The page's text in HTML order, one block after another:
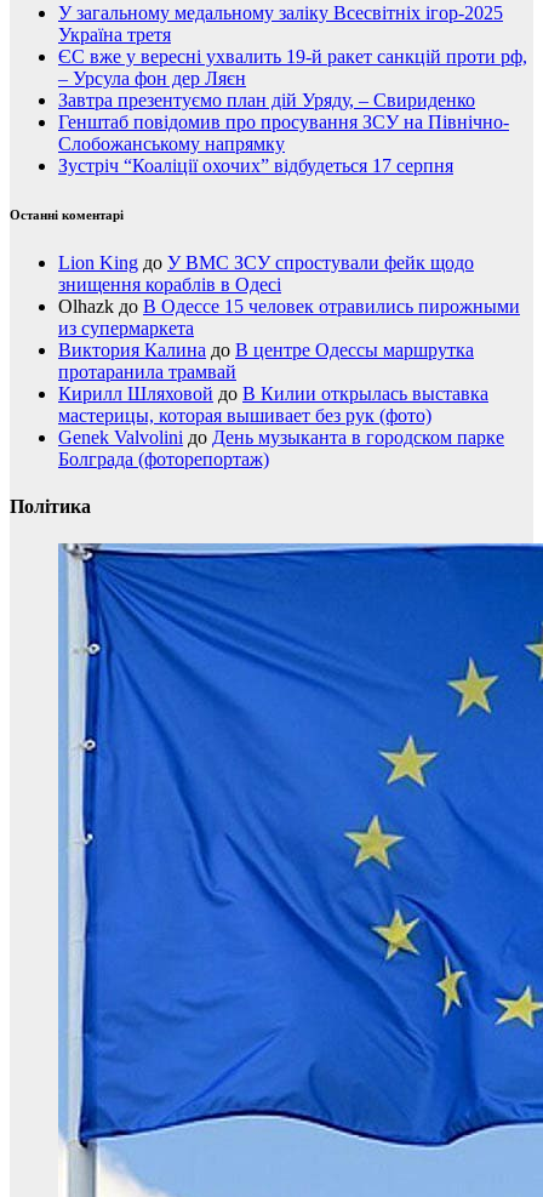
У загальному медальному заліку Всесвітніх ігор-2025
Україна третя
ЄС вже у вересні ухвалить 19-й ракет санкцій проти рф,
– Урсула фон дер Ляєн
Завтра презентуємо план дій Уряду, – Свириденко
Генштаб повідомив про просування ЗСУ на Північно-
Слобожанському напрямку
Зустріч “Коаліції охочих” відбудеться 17 серпня
Останні коментарі
Lion King до У ВМС ЗСУ спростували фейк щодо
знищення кораблів в Одесі
Olhazk до В Одессе 15 человек отравились пирожными
из супермаркета
Виктория Калина до В центре Одессы маршрутка
протаранила трамвай
Кирилл Шляховой до В Килии открылась выставка
мастерицы, которая вышивает без рук (фото)
Genek Valvolini до День музыканта в городском парке
Болграда (фоторепортаж)
Політика